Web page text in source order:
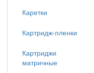
Каретки
Картридж-пленки
Картриджи
матричные